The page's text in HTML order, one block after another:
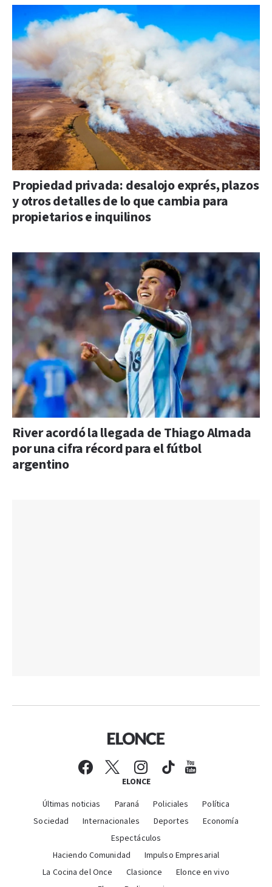
Propiedad privada: desalojo exprés, plazos
y otros detalles de lo que cambia para
propietarios e inquilinos
River acordó la llegada de Thiago Almada
por una cifra récord para el fútbol
argentino
ELONCE
Últimas noticias Paraná Policiales
Política
Sociedad
Internacionales Deportes
Economía
Espectáculos
Haciendo Comunidad
Impulso Empresarial
La Cocina del Once
Clasionce
Elonce en vivo